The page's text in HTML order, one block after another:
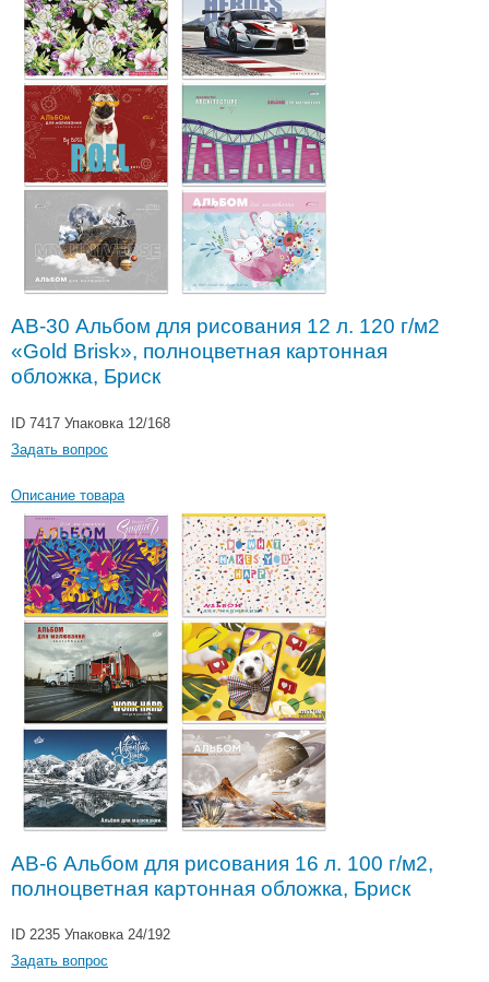
АВ-30 Альбом для рисования 12 л. 120 г/м2
«Gold Brisk», полноцветная картонная
обложка, Бриск
ID 7417 Упаковка 12/168
Задать вопрос
Описание товара
АВ-6 Альбом для рисования 16 л. 100 г/м2,
полноцветная картонная обложка, Бриск
ID 2235 Упаковка 24/192
Задать вопрос